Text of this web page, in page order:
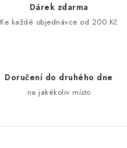
Dárek zdarma
Ke každé objednávce od 200 Kč
Doručení do druhého dne
na jakékoliv místo